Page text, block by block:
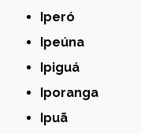
Iperó
Ipeúna
Ipiguá
Iporanga
Ipuã